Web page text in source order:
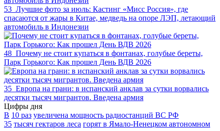
53 Лучшие фото за июль: Кастинг «Мисс Россия», где
спасаются от жары в Китае, медведь на опоре ЛЭП, летающий
автомобиль в Индонезии
48 Почему не стоит купаться в фонтанах, голубые береты,
Парк Горького: Как прошел День ВДВ 2026
35 Европа на грани: в испанский анклав за сутки ворвались
десятки тысяч мигрантов. Введена армия
Цифры дня
В 10 раз увеличена мощность радиостанций ВС РФ
35 тысяч гектаров леса горят в Ямало-Ненецком автономном